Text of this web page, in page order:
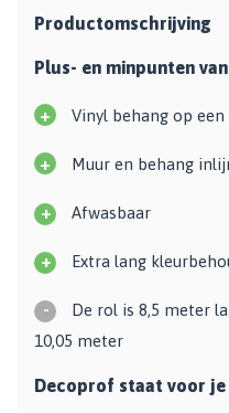
Productomschrijving
Plus- en minpunten
+ Vinyl behang op een
+ Muur en behang
+ Afwasbaar
+ Extra lang
-
De rol is 8,5 meter
10,05 meter
Decoprof staat voor je